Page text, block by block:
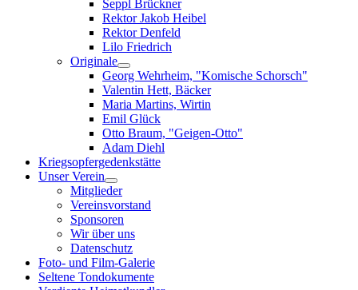
Seppl Brückner
Rektor Jakob Heibel
Rektor Denfeld
Lilo Friedrich
Originale
Georg Wehrheim, "Komische Schorsch"
Valentin Hett, Bäcker
Maria Martins, Wirtin
Emil Glück
Otto Braum, "Geigen-Otto"
Adam Diehl
Kriegsopfergedenkstätte
Unser Verein
Mitglieder
Vereinsvorstand
Sponsoren
Wir über uns
Datenschutz
Foto- und Film-Galerie
Seltene Tondokumente